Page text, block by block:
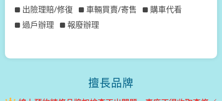
出險理賠/修復
車輛買賣/寄售
購車代看
過戶辦理
報廢辦理
擅長品牌